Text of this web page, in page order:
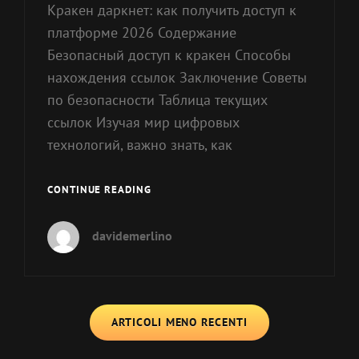
Кракен даркнет: как получить доступ к
платформе 2026 Содержание
Безопасный доступ к кракен Способы
нахождения ссылок Заключение Советы
по безопасности Таблица текущих
ссылок Изучая мир цифровых
технологий, важно знать, как
CONTINUE READINGКРАКЕН
ПОЛУЧИТЬ
davidemerlino
Navigazione
ARTICOLI MENO RECENTI